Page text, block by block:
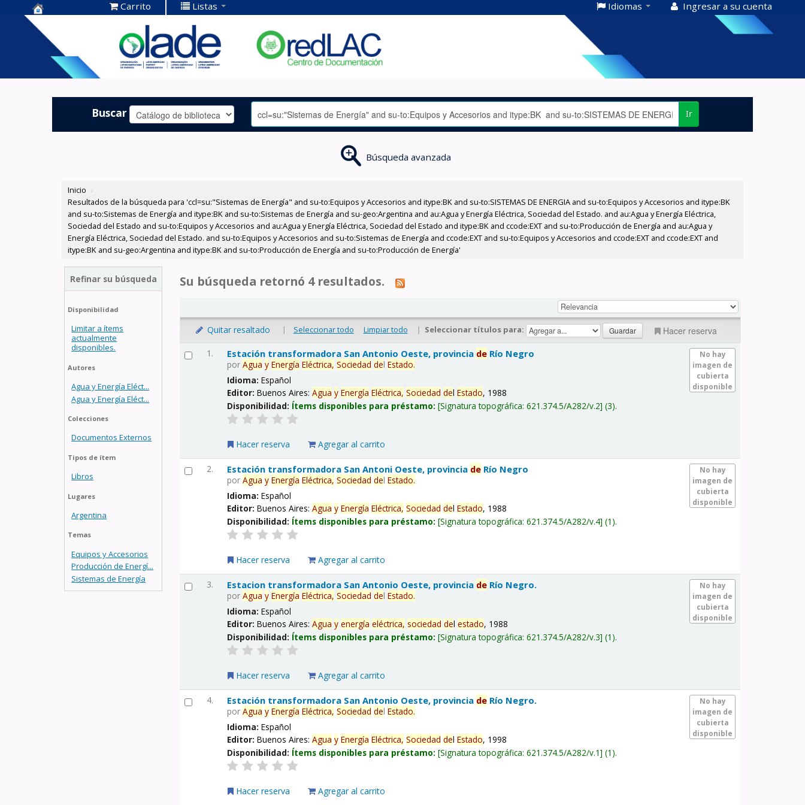
Centro de
Documentación
OLADE -
Carrito Listas Idiomas Ingresar a su cuenta
Buscar Ir
Búsqueda avanzada
Inicio ›
Resultados de la búsqueda para 'ccl=su:"Sistemas de Energía" and su-to:Equipos y Accesorios and itype:BK and su-to:SISTEMAS DE ENERGIA and su-to:Equipos y Accesorios and itype:BK
and su-to:Sistemas de Energía and itype:BK and su-to:Sistemas de Energía and su-geo:Argentina and au:Agua y Energía Eléctrica, Sociedad del Estado. and au:Agua y Energía Eléctrica,
Sociedad del Estado and su-to:Equipos y Accesorios and au:Agua y Energía Eléctrica, Sociedad del Estado and itype:BK and ccode:EXT and su-to:Producción de Energía and au:Agua y
Energía Eléctrica, Sociedad del Estado. and su-to:Equipos y Accesorios and su-to:Sistemas de Energía and ccode:EXT and su-to:Equipos y Accesorios and ccode:EXT and ccode:EXT and
itype:BK and su-geo:Argentina and itype:BK and su-to:Producción de Energía and su-to:Producción de Energía'
Refinar su búsqueda
Disponibilidad
Limitar a ítems
actualmente
disponibles.
Autores
Agua y Energía Eléct...
Agua y Energía Eléct...
Colecciones
Documentos Externos
Tipos de ítem
Libros
Lugares
Argentina
Temas
Equipos y Accesorios
Producción de Energí...
Sistemas de Energía
Su búsqueda retornó 4 resultados.
Quitar resaltado | Seleccionar todo Limpiar todo | Seleccionar títulos para: Hacer reserva
1.
No hay
imagen de
cubierta
disponible
Estación transformadora San Antonio Oeste, provincia de Río Negro
porAgua y Energía Eléctrica, Sociedad delEstado.
Idioma:Español
Editor:Buenos Aires:Agua y Energía Eléctrica, Sociedad delEstado, 1988
Disponibilidad: Ítems disponibles para préstamo: Signatura topográfica:621.374.5/A282/v.2 (3).
Hacer reserva Agregar al carrito
2.
No hay
imagen de
cubierta
disponible
Estación transformadora San Antoni Oeste, provincia de Río Negro
porAgua y Energía Eléctrica, Sociedad delEstado.
Idioma:Español
Editor:Buenos Aires:Agua y Energía Eléctrica, Sociedad delEstado, 1988
Disponibilidad: Ítems disponibles para préstamo: Signatura topográfica:621.374.5/A282/v.4 (1).
Hacer reserva Agregar al carrito
3.
No hay
imagen de
cubierta
disponible
Estacion transformadora San Antonio Oeste, provincia de Río Negro.
porAgua y Energía Eléctrica, Sociedad delEstado.
Idioma:Español
Editor:Buenos Aires:Agua y energía eléctrica, sociedad delestado, 1988
Disponibilidad: Ítems disponibles para préstamo: Signatura topográfica:621.374.5/A282/v.3 (1).
Hacer reserva Agregar al carrito
4.
No hay
imagen de
cubierta
disponible
Estación transformadora San Antonio Oeste, provincia de Río Negro.
porAgua y Energía Eléctrica, Sociedad delEstado.
Idioma:Español
Editor:Buenos Aires:Agua y Energía Eléctrica, Sociedad delEstado, 1998
Disponibilidad: Ítems disponibles para préstamo: Signatura topográfica:621.374.5/A282/v.1 (1).
Hacer reserva Agregar al carrito